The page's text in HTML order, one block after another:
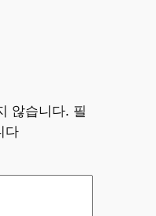
않습니다. 필
다